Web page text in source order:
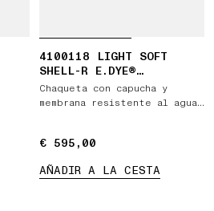
4100118 LIGHT SOFT
SHELL-R E.DYE®
TECHNOLOGY IN RECYCLED
POLYESTER
Chaqueta con capucha y
membrana resistente al agua
€ 595,00
€ 595,00
AÑADIR A LA CESTA